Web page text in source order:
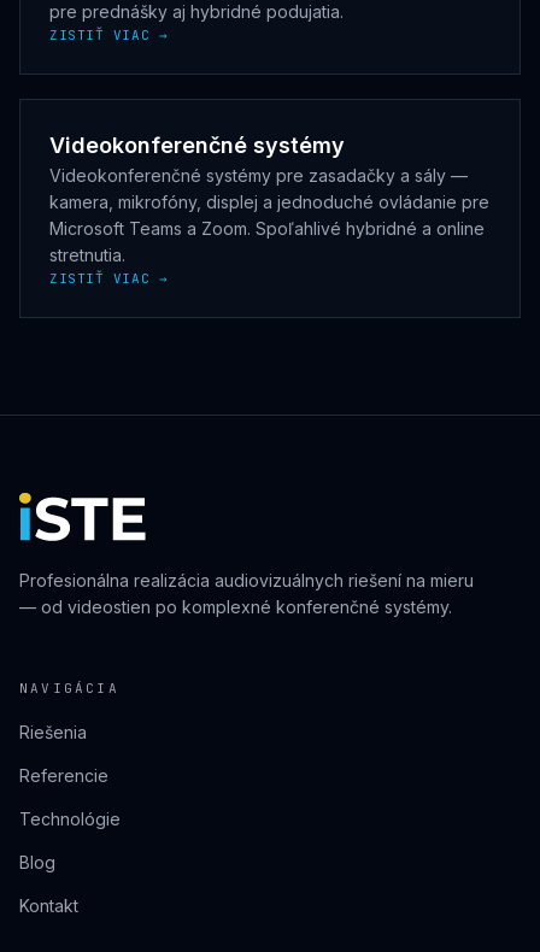
pre prednášky aj hybridné podujatia.
ZISTIŤ VIAC →
Videokonferenčné systémy
Videokonferenčné systémy pre zasadačky a sály —
kamera, mikrofóny, displej a jednoduché ovládanie pre
Microsoft Teams a Zoom. Spoľahlivé hybridné a online
stretnutia.
ZISTIŤ VIAC →
Profesionálna realizácia audiovizuálnych riešení na mieru
— od videostien po komplexné konferenčné systémy.
NAVIGÁCIA
Riešenia
Referencie
Technológie
Blog
Kontakt